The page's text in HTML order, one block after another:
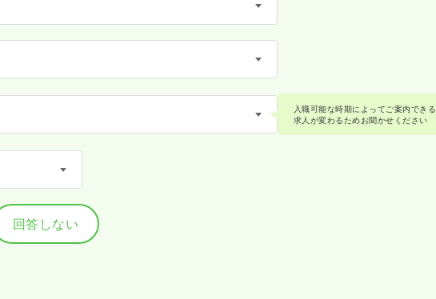
入職可能な時期によってご案内できる
求人が変わるためお聞かせください
回答しない